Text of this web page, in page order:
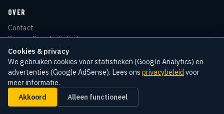
Cookies & privacy
We gebruiken cookies voor statistieken (Google Analytics) en
advertenties (Google AdSense). Lees ons privacybeleid voor
meer informatie.
Akkoord Alleen functioneel
OVER
Contact
Privacy & cookiebeleid
Disclaimer
Sitemap
© 2026 Kentekenradar